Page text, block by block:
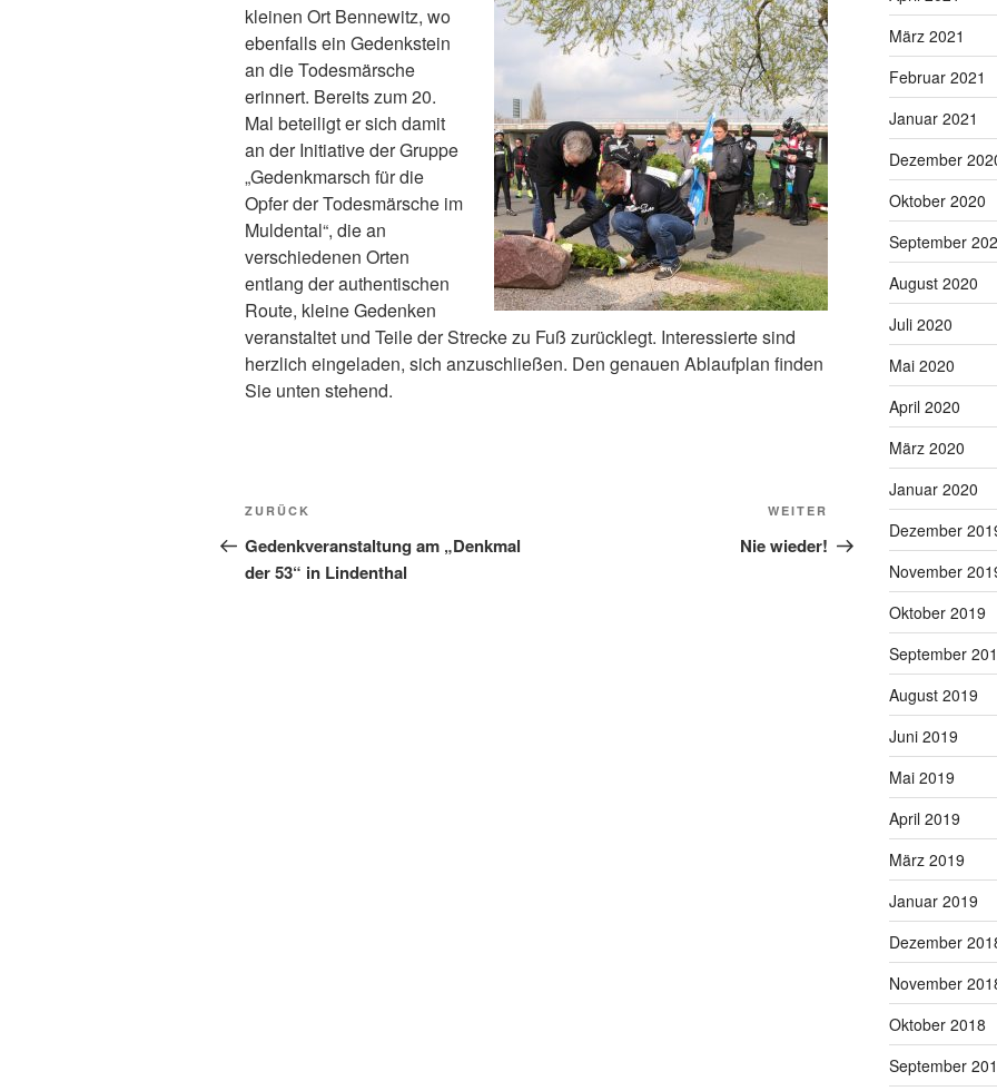
kleinen Ort Bennewitz, wo
ebenfalls ein Gedenkstein
an die Todesmärsche
erinnert. Bereits zum 20.
Mal beteiligt er sich damit
an der Initiative der Gruppe
„Gedenkmarsch für die
Opfer der Todesmärsche im
Muldental“, die an
verschiedenen Orten
entlang der authentischen
Route, kleine Gedenken
veranstaltet und Teile der Strecke zu Fuß zurücklegt. Interessierte sind
herzlich eingeladen, sich anzuschließen. Den genauen Ablaufplan finden
Sie unten stehend.
Beitragsnavigation
Vorheriger
Beitrag
ZURÜCK
Gedenkveranstaltung am „Denkmal
der 53“ in Lindenthal
Nächster
Beitrag
WEITER
Nie wieder!
März 2021
Februar 2021
Januar 2021
Dezember
Oktober 2020
September
August 2020
Juli 2020
Mai 2020
April 2020
März 2020
Januar 2020
Dezember
November
Oktober 2019
September
August 2019
Juni 2019
Mai 2019
April 2019
März 2019
Januar 2019
Dezember
November
Oktober 2018
September